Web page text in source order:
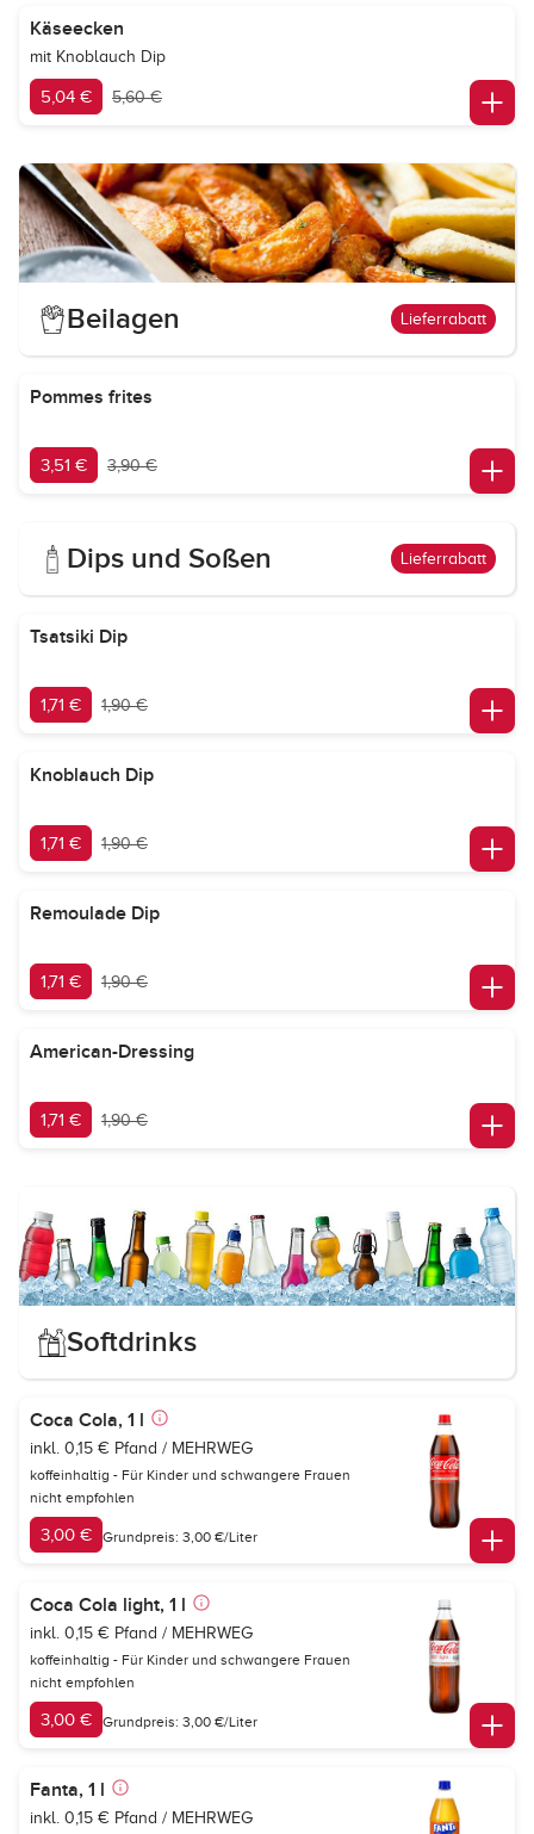
Käseecken
mit Knoblauch Dip
5,04 € 5,60 €
Beilagen Lieferrabatt
Pommes frites
3,51 € 3,90 €
Dips und Soßen Lieferrabatt
Tsatsiki Dip
1,71 € 1,90 €
Knoblauch Dip
1,71 € 1,90 €
Remoulade Dip
1,71 € 1,90 €
American-Dressing
1,71 € 1,90 €
Softdrinks
Coca Cola, 1 l
inkl. 0,15 € Pfand / MEHRWEG
koffeinhaltig - Für Kinder und schwangere Frauen
nicht empfohlen
3,00 € Grundpreis: 3,00 €/Liter
Coca Cola light, 1 l
inkl. 0,15 € Pfand / MEHRWEG
koffeinhaltig - Für Kinder und schwangere Frauen
nicht empfohlen
3,00 € Grundpreis: 3,00 €/Liter
Fanta, 1 l
inkl. 0,15 € Pfand / MEHRWEG